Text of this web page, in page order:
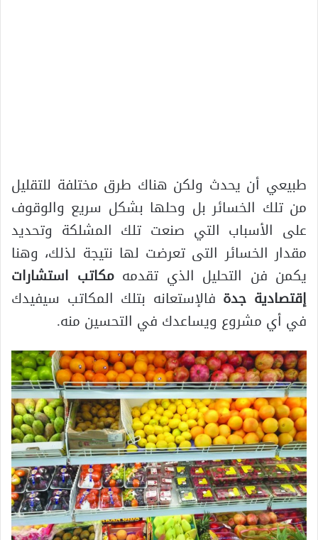
طبيعي أن يحدث ولكن هناك طرق مختلفة للتقليل
من تلك الخسائر بل وحلها بشكل سريع والوقوف
على الأسباب التي صنعت تلك المشلكة وتحديد
مقدار الخسائر التى تعرضت لها نتيجة لذلك، وهنا
يكمن فن التحليل الذي تقدمهمكاتب استشارات
إقتصادية جدة فالإستعانه بتلك المكاتب سيفيدك
في أي مشروع ويساعدك في التحسين منه.